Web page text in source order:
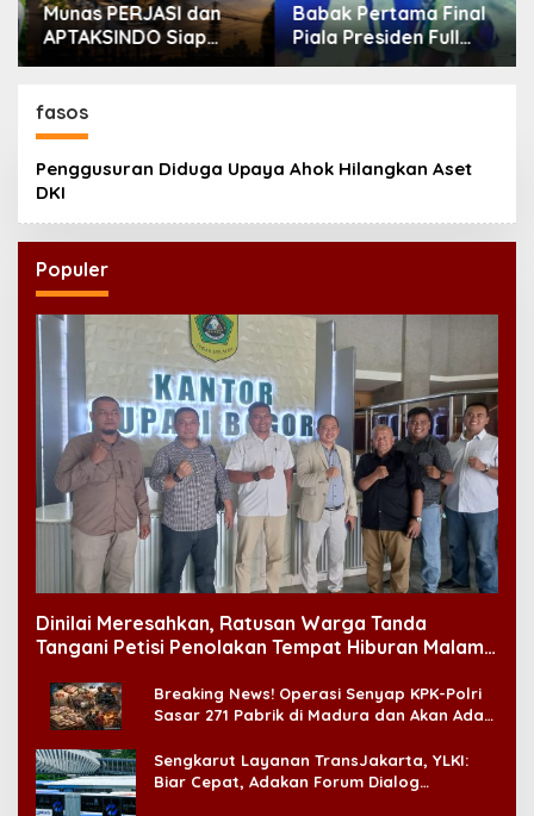
Munas PERJASI dan
APTAKSINDO Siap
Digelar, Bahas
Revisi AD/ART
Babak Pertama Final
Piala Presiden Full
Tegang, Skor Masih
fasos
Penggusuran Diduga Upaya Ahok Hilangkan Aset
DKI
Populer
Dinilai Meresahkan, Ratusan Warga Tanda
Tangani Petisi Penolakan Tempat Hiburan Malam
Breaking News! Operasi Senyap KPK-Polri
Sasar 271 Pabrik di Madura dan Akan Ada
Sengkarut Layanan TransJakarta, YLKI:
Biar Cepat, Adakan Forum Dialog